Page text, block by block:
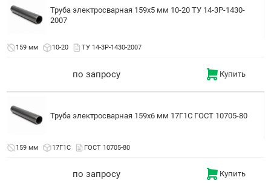
Труба электросварная 159x5 мм 10-20 ТУ 14-3Р-1430-
2007
159 мм 10-20 ТУ 14-3Р-1430-2007
по запросу Купить
Труба электросварная 159x6 мм 17Г1С ГОСТ 10705-80
159 мм 17Г1С ГОСТ 10705-80
по запросу Купить